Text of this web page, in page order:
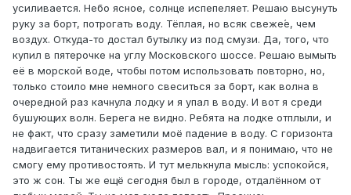
усиливается. Небо ясное, солнце испепеляет. Решаю высунуть
руку за борт, потрогать воду. Тёплая, но всяк свеже́е, чем
воздух. Откуда-то достал бутылку из под смузи. Да, того, что
купил в пятерочке на углу Московского шоссе. Решаю вымыть
её в морской воде, чтобы потом использовать повторно, но,
только стоило мне немного свеситься за борт, как волна в
очередной раз качнула лодку и я упал в воду. И вот я среди
бушующих волн. Берега не видно. Ребята на лодке отплыли, и
не факт, что сразу заметили моё падение в воду. С горизонта
надвигается титанических размеров вал, и я понимаю, что не
смогу ему противостоять. И тут мелькнула мысль: успокойся,
это ж сон. Ты же ещё сегодня был в городе, отдалённом от